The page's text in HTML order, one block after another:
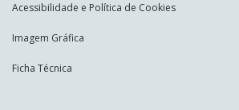
Acessibilidade e Política de Cookies
Imagem Gráfica
Ficha Técnica